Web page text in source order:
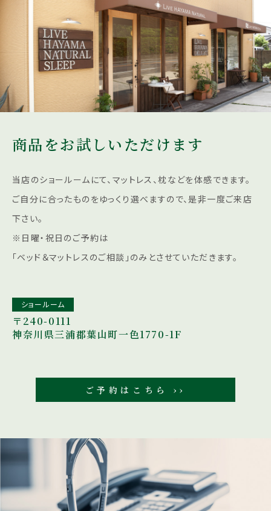
商品をお試しいただけます
当店のショールームにて、マットレス、枕などを体感できます。
ご自分に合ったものをゆっくり選べますので、是非一度ご来店
下さい。
※日曜・祝日のご予約は
「ベッド＆マットレスのご相談」のみとさせていただきます。
ショールーム
〒240-0111
神奈川県三浦郡葉山町一色1770-1F
ご予約はこちら ››